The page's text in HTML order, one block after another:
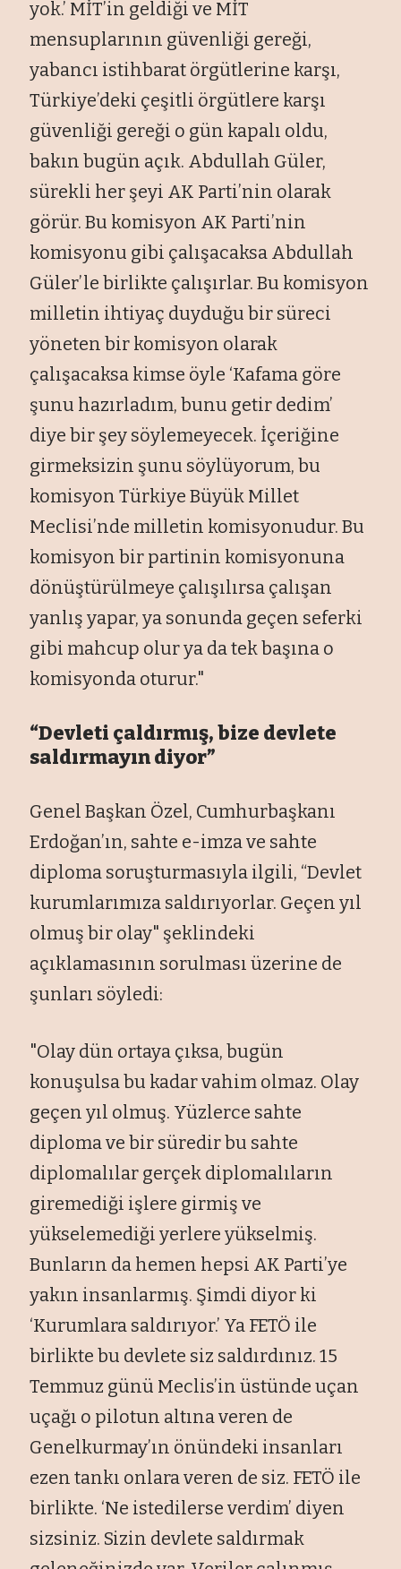
yok.’ MİT’in geldiği ve MİT
mensuplarının güvenliği gereği,
yabancı istihbarat örgütlerine karşı,
Türkiye’deki çeşitli örgütlere karşı
güvenliği gereği o gün kapalı oldu,
bakın bugün açık. Abdullah Güler,
sürekli her şeyi AK Parti’nin olarak
görür. Bu komisyon AK Parti’nin
komisyonu gibi çalışacaksa Abdullah
Güler’le birlikte çalışırlar. Bu komisyon
milletin ihtiyaç duyduğu bir süreci
yöneten bir komisyon olarak
çalışacaksa kimse öyle ‘Kafama göre
şunu hazırladım, bunu getir dedim’
diye bir şey söylemeyecek. İçeriğine
girmeksizin şunu söylüyorum, bu
komisyon Türkiye Büyük Millet
Meclisi’nde milletin komisyonudur. Bu
komisyon bir partinin komisyonuna
dönüştürülmeye çalışılırsa çalışan
yanlış yapar, ya sonunda geçen seferki
gibi mahcup olur ya da tek başına o
komisyonda oturur."
“Devleti çaldırmış, bize devlete
saldırmayın diyor”
Genel Başkan Özel, Cumhurbaşkanı
Erdoğan’ın, sahte e-imza ve sahte
diploma soruşturmasıyla ilgili, “Devlet
kurumlarımıza saldırıyorlar. Geçen yıl
olmuş bir olay" şeklindeki
açıklamasının sorulmasıüzerine de
şunları söyledi:
"Olay dün ortaya çıksa, bugün
konuşulsa bu kadar vahim olmaz. Olay
geçen yıl olmuş. Yüzlerce sahte
diploma ve bir süredir bu sahte
diplomalılar gerçek diplomalıların
giremediği işlere girmiş ve
yükselemediği yerlere yükselmiş.
Bunların da hemen hepsi AK Parti’ye
yakın insanlarmış. Şimdi diyor ki
‘Kurumlara saldırıyor.’ Ya FETÖ ile
birlikte bu devlete siz saldırdınız. 15
Temmuz günü Meclis’in üstünde uçan
uçağı o pilotun altına veren de
Genelkurmay’ın önündeki insanları
ezen tankı onlara veren de siz. FETÖ ile
birlikte. ‘Ne istedilerse verdim’ diyen
sizsiniz. Sizin devlete saldırmak